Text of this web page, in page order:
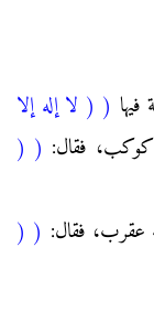
( ( لا إله إلا
كوكب، فقال: (
(
عقرب، فقال: (
(